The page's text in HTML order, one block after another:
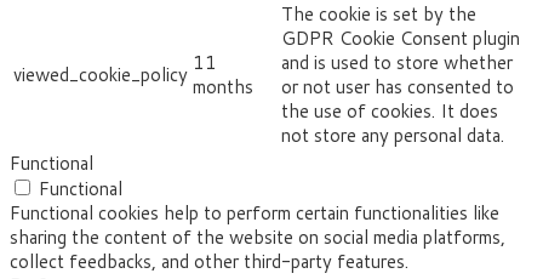
viewed_cookie_policy 11
months
The cookie is set by the
GDPR Cookie Consent plugin
and is used to store whether
or not user has consented to
the use of cookies. It does
not store any personal data.
Functional
Functional
Functional cookies help to perform certain functionalities like
sharing the content of the website on social media platforms,
collect feedbacks, and other third-party features.